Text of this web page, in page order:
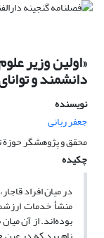
«اولین وزیر
دانشمند و
نویسنده
جعفر ربانی
محقق و پژوهشگر حوزة
چکیده
در میان افراد
منشأ خدمات
بوده‌اند. از آن